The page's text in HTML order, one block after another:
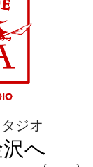
ジオ
へ